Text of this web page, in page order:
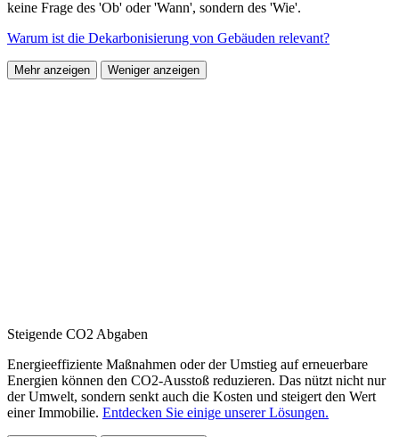
keine Frage des 'Ob' oder 'Wann', sondern des 'Wie'.
Warum ist die Dekarbonisierung von Gebäuden relevant?
Mehr anzeigen Weniger anzeigen
Steigende CO2 Abgaben
Energieeffiziente Maßnahmen oder der Umstieg auf erneuerbare
Energien können den CO2-Ausstoß reduzieren. Das nützt nicht nur
der Umwelt, sondern senkt auch die Kosten und steigert den Wert
einer Immobilie. Entdecken Sie einige unserer Lösungen.